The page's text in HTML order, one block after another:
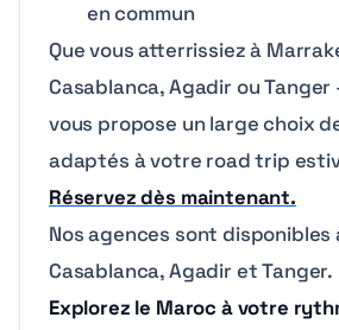
en commun
Que vous atterrissiez à
Casablanca, Agadir ou Tanger
vous propose un large choix
adaptés à votre road trip
Réservez dès maintenant.
Nos agences sont disponibles
Casablanca, Agadir et Tanger.
Explorez le Maroc à votre